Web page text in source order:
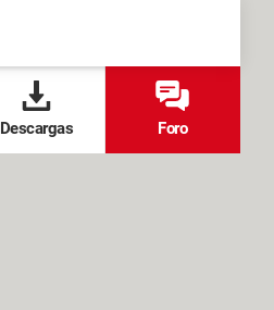
Descargas Foro